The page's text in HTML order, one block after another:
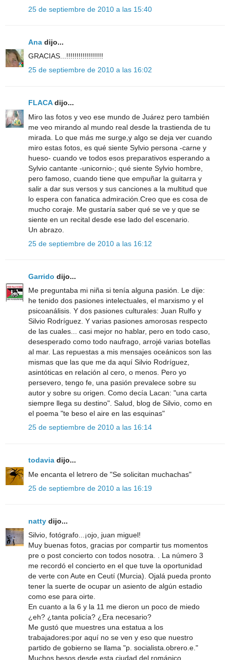
25 de septiembre de 2010 a las 15:40
Ana dijo...
GRACIAS...!!!!!!!!!!!!!!!!!!
25 de septiembre de 2010 a las 16:02
FLACAdijo...
Miro las fotos y veo ese mundo de Juárez pero también
me veo mirando al mundo real desde la trastienda de tu
mirada. Lo que más me surge,y algo se deja ver cuando
miro estas fotos, es qué siente Sylvio persona -carne y
hueso- cuando ve todos esos preparativos esperando a
Sylvio cantante -unicornio-; qué siente Sylvio hombre,
pero famoso, cuando tiene que empuñar la guitarra y
salir a dar sus versos y sus canciones a la multitud que
lo espera con fanatica admiración.Creo que es cosa de
mucho coraje. Me gustaría saber qué se ve y que se
siente en un recital desde ese lado del escenario.
Un abrazo.
25 de septiembre de 2010 a las 16:12
Garrido dijo...
Me preguntaba mi niña si tenía alguna pasión. Le dije:
he tenido dos pasiones intelectuales, el marxismo y el
psicoanálisis. Y dos pasiones culturales: Juan Rulfo y
Silvio Rodríguez. Y varias pasiones amorosas respecto
de las cuales... casi mejor no hablar, pero en todo caso,
desesperado como todo naufrago, arrojé varias botellas
al mar. Las repuestas a mis mensajes oceánicos son las
mismas que las que me da aquí Silvio Rodríguez,
asintóticas en relación al cero, o menos. Pero yo
persevero, tengo fe, una pasión prevalece sobre su
autor y sobre su origen. Como decía Lacan: "una carta
siempre llega su destino". Salud, blog de Silvio, como en
el poema "te beso el aire en las esquinas"
25 de septiembre de 2010 a las 16:14
todavia dijo...
Me encanta el letrero de "Se solicitan muchachas"
25 de septiembre de 2010 a las 16:19
natty dijo...
Silvio, fotógrafo...¡ojo, juan miguel!
Muy buenas fotos, gracias por compartir tus momentos
pre o post concierto con todos nosotra. . La número 3
me recordó el concierto en el que tuve la oportunidad
de verte con Aute en Ceutí (Murcia). Ojalá pueda pronto
tener la suerte de ocupar un asiento de algún estadio
como ese para oirte.
En cuanto a la 6 y la 11 me dieron un poco de miedo
¿eh? ¿tanta policía? ¿Era necesario?
Me gustó que muestres una estatua a los
trabajadores:por aquí no se ven y eso que nuestro
partido de gobierno se llama "p. socialista.obrero.e."
Muchos besos desde esta ciudad del románico